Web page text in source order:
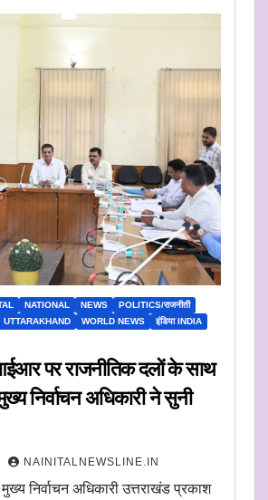
NATIONAL NEWS
POLITICS/राजनीती
UTTARAKHAND WORLD NEWS
इंडिया INDIA
पर राजनीतिक दलों के साथ
निर्वाचन अधिकारी ने सुनी
NAINITALNEWSLINE.IN
निर्वाचन अधिकारी उत्तराखंड प्रकाश